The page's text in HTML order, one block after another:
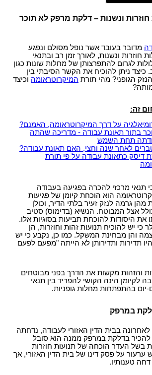
תאונות דרכים
דרכים, עברת תאונה? נשאר לבחור
לנפגעי תאונות דרכים (תשלומים
דרכים (סיוע לבני משפחה)
- נזקי גוף
- דוגמאות
וכירורגיה
- ניתוחים
בלידה - הריון
רפואית - הריון, לידה
שכלי, תביעת רשלנות רפואית
על הזכויות שלנו בתחום הבריאות
רשלנות רפואית
- רשלנות רפואית
הסוכרת לשרות הצבאי
- בקשה לעיון נוסף
דחה את תביעתך?
הנכים, לאן?
לנפגעי משרד הביטחון - תקנות
- טרור
מידע משפטי ומדריך להגשת תביעה
צבא
לתביעות נכות
משרד הביטחון, צבא
- תאונות ילדים
נכות מתאונה ומחלוקת בנוגע
הפיצוי
- תאונה בשטח ציבורי
כלב
פוליו, התשס"ז-2007
מס
ראש, זעזוע מוח, פגיעה נפשית
- פרסום עורכי דין בחינם באינטרנט !
מה תפקידו ?
חוזרות ונשנות – דלקת מרפק לא תוכר
מדובר בעובד אשר נופל מסולם ונפגע
חוזרות ונשנות, לאורך זמן רב ובתנאי
לגרום להתפרצותן של מחלות שונות כגון
כיצד ניתן להוכיח את הקשר הסיבתי בין
הגופני? מהי תורת המיקרוטראומה וכיצד
זה:
על דרך המיקרוטראומה, האמנם?
בתור תאונת עבודה - מדריכה שהתה
תחת השמש
לאחר שנה וחצי, האם תאונת עבודה?
דיסק כתאונת עבודה על פי תורת
תנאי מרכזי להכרה בפגיעה בעבודה
הוא הוכחת קיומן של פגיעות
גרמה לנזק זעיר בלתי הדיר, וכולן
אצל המבוטח. הנשיא (בדימוס) סטיב
היסודות להוכחת תביעות בסוגיות אלו.
כי יש להוכיח תנועות זהות וחוזרות, הן
והן מבחינת המשקל. כמו כן, נקבע כי יש
תדירות ותדירותן לא הייתה "מפעם לפעם
והזהות מקשות את הדרך בפני מבוטחים
לקיומן הינה הקושי להפריד בין תנאי
יום בהתפתחות מחלות גופניות.
במרפק
בבית הדין האזורי לעבודה, נדחתה
בדלקת במרפק ממנה הוא סובל
בשל העדר הוכחה של תנועות חוזרות
ערעור על פסק דינו של בית הדין האזורי, אך
טענותיו.